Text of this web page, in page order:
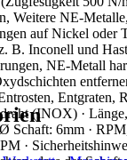
Weitere NE-
auf Nickel oder
B. Inconell und
NE-Metall
Entgraten,
(INOX) ·
Schaft: 6mm ·
·